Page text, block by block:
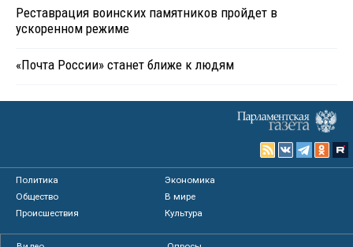
Реставрация воинских памятников пройдет в
ускоренном режиме
«Почта России» станет ближе к людям
Политика
Экономика
Общество
В мире
Происшествия
Культура